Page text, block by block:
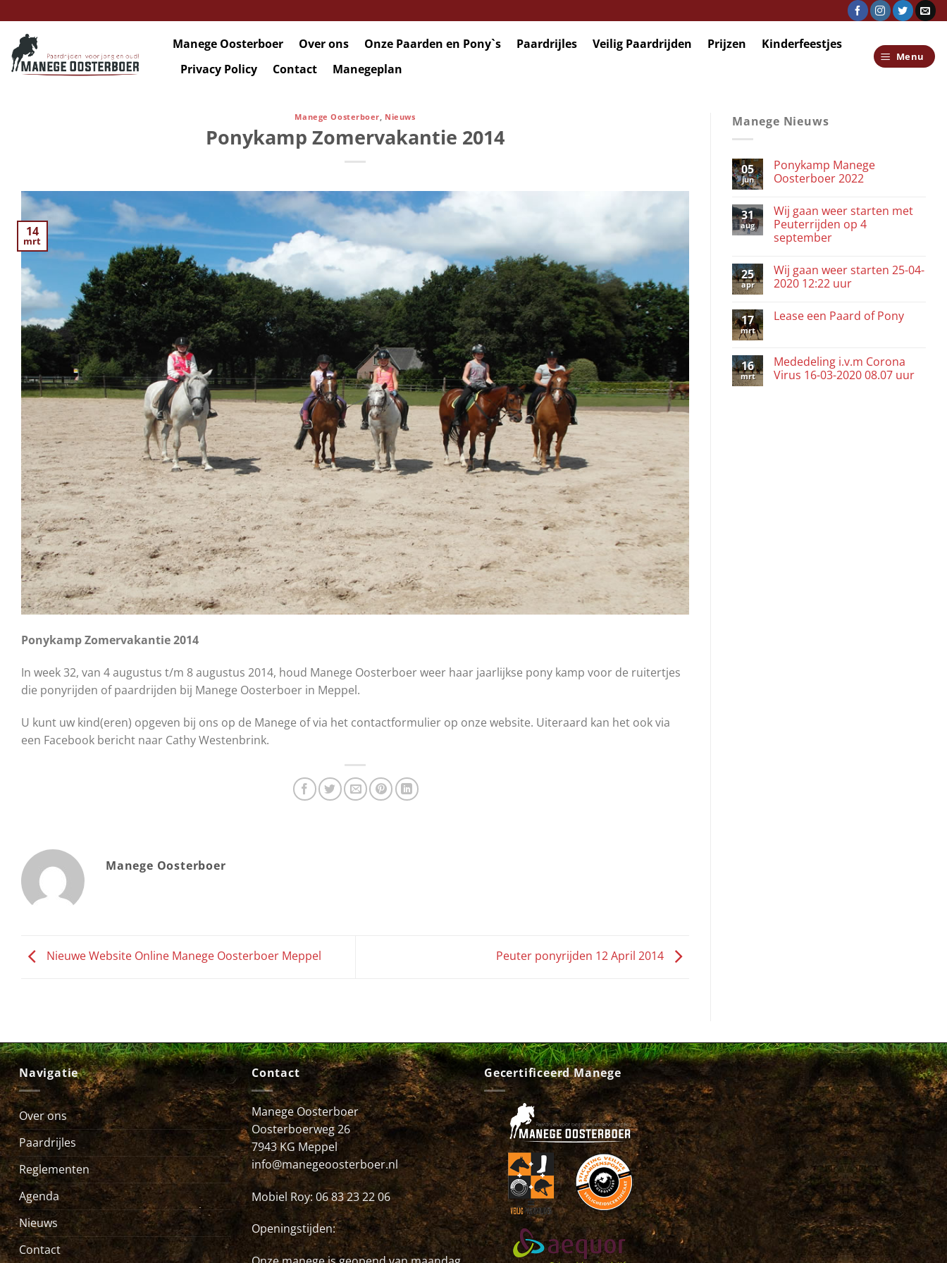
naar
inhoud
Manege Oosterboer Over ons Onze Paarden en Pony`s Paardrijles Veilig Paardrijden Prijzen
Kinderfeestjes
Privacy Policy
Contact Manegeplan
Menu
Manege Oosterboer, Nieuws
Ponykamp Zomervakantie 2014
14
mrt
Ponykamp Zomervakantie 2014
In week 32, van 4 augustus t/m 8 augustus 2014, houd Manege Oosterboer weer haar jaarlijkse pony kamp voor de ruitertjes
die ponyrijden of paardrijden bij Manege Oosterboer in Meppel.
U kunt uw kind(eren) opgeven bij ons op de Manege of via het contactformulier op onze website. Uiteraard kan het ook via
een Facebook bericht naar Cathy Westenbrink.
Manege Oosterboer
Nieuwe Website Online Manege Oosterboer Meppel Peuter ponyrijden 12 April 2014
Manege Nieuws
05
jun
Ponykamp Manege
Oosterboer 2022
31
aug
Wij gaan weer starten met
Peuterrijden op 4
september
25
apr
Wij gaan weer starten 25-04-
2020 12:22 uur
17
mrt
Lease een Paard of Pony
16
mrt
Mededeling i.v.m Corona
Virus 16-03-2020 08.07 uur
Navigatie
Over ons
Paardrijles
Reglementen
Agenda
Nieuws
Contact
Contact
Manege Oosterboer
Oosterboerweg 26
7943 KG Meppel
info@manegeoosterboer.nl
Mobiel Roy:06 83 23 22 06
Openingstijden:
Gecertificeerd Manege